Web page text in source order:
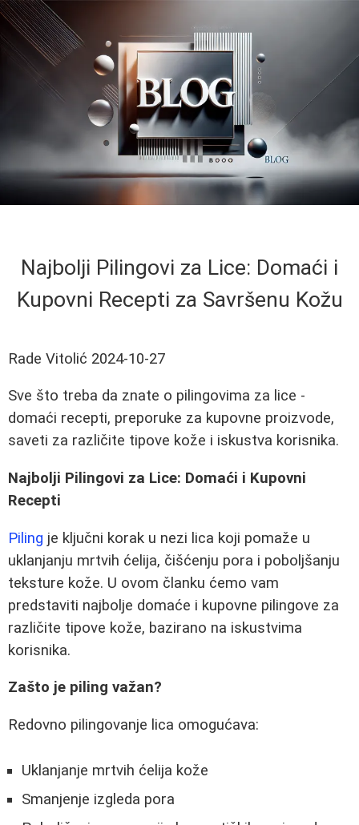
Najbolji Pilingovi za Lice: Domaći i
Kupovni Recepti za Savršenu Kožu
Rade Vitolić 2024-10-27
Sve što treba da znate o pilingovima za lice -
domaći recepti, preporuke za kupovne proizvode,
saveti za različite tipove kože i iskustva korisnika.
Najbolji Pilingovi za Lice: Domaći i Kupovni
Recepti
Piling je ključni korak u nezi lica koji pomaže u
uklanjanju mrtvih ćelija, čišćenju pora i poboljšanju
teksture kože. U ovom članku ćemo vam
predstaviti najbolje domaće i kupovne pilingove za
različite tipove kože, bazirano na iskustvima
korisnika.
Zašto je piling važan?
Redovno pilingovanje lica omogućava:
Uklanjanje mrtvih ćelija kože
Smanjenje izgleda pora